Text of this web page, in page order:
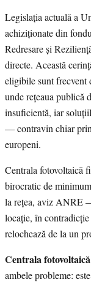
Legislația actuală a
achiziționate din
Redresare și
directe. Această
eligibile sunt frecvent
unde rețeaua publică
insuficientă, iar
— contravin chiar
europeni.
Centrala fotovoltaică
birocratic de
la rețea, aviz ANRE
locație, în
relochează de la un
Centrala
ambele probleme: